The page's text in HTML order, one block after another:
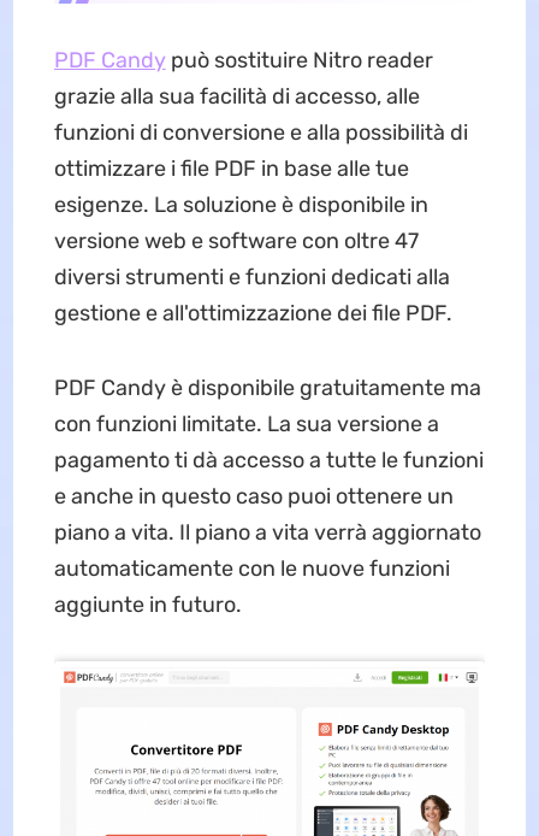
PDF Candypuò sostituire Nitro reader
grazie alla sua facilità di accesso, alle
funzioni di conversione e alla possibilità di
ottimizzare i file PDF in base alle tue
esigenze. La soluzione è disponibile in
versione web e software con oltre 47
diversi strumenti e funzioni dedicati alla
gestione e all'ottimizzazione dei file PDF.
PDF Candy è disponibile gratuitamente ma
con funzioni limitate. La sua versione a
pagamento ti dà accesso a tutte le funzioni
e anche in questo caso puoi ottenere un
piano a vita. Il piano a vita verrà aggiornato
automaticamente con le nuove funzioni
aggiunte in futuro.